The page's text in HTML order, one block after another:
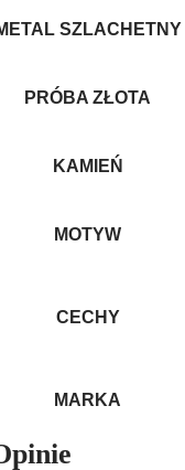
SZLACHETNY
PRÓBA ZŁOTA
KAMIEŃ
MOTYW
CECHY
MARKA